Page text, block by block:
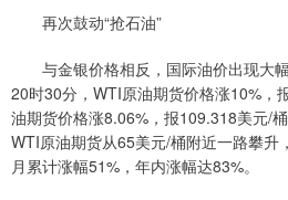
再次鼓动“抢石油”
与金银价格相反，国际油价出现大
20时30分，WTI原油期货价格涨10%，
油期货价格涨8.06%，报109.318美元/
WTI原油期货从65美元/桶附近一路攀升
月累计涨幅51%，年内涨幅达83%。